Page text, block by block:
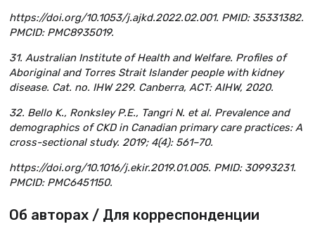
https://doi.org/10.1053/j.ajkd.2022.02.001. PMID: 35331382.
PMCID: PMC8935019.
31. Australian Institute of Health and Welfare. Profiles of
Aboriginal and Torres Strait Islander people with kidney
disease. Cat. no. IHW 229. Canberra, ACT: AIHW, 2020.
32. Bello K., Ronksley P.E., Tangri N. et al. Prevalence and
demographics of CKD in Canadian primary care practices: A
cross-sectional study. 2019; 4(4): 561–70.
https://doi.org/10.1016/j.ekir.2019.01.005. PMID: 30993231.
PMCID: PMC6451150.
Об авторах / Для корреспонденции